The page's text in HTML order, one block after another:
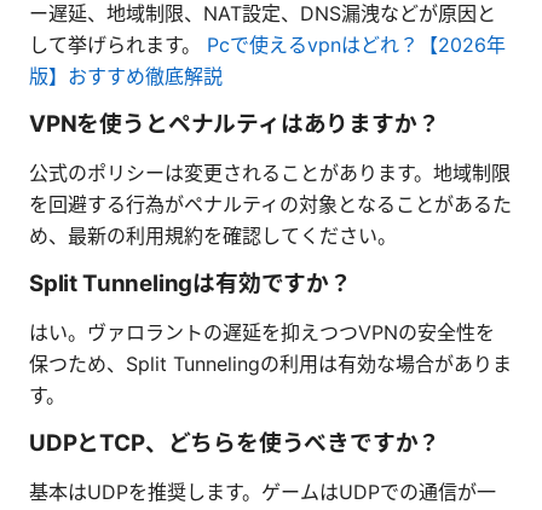
ー遅延、地域制限、NAT設定、DNS漏洩などが原因と
して挙げられます。 Pcで使えるvpnはどれ？【2026年
版】おすすめ徹底解説
VPNを使うとペナルティはありますか？
公式のポリシーは変更されることがあります。地域制限
を回避する行為がペナルティの対象となることがあるた
め、最新の利用規約を確認してください。
Split Tunnelingは有効ですか？
はい。ヴァロラントの遅延を抑えつつVPNの安全性を
保つため、Split Tunnelingの利用は有効な場合がありま
す。
UDPとTCP、どちらを使うべきですか？
基本はUDPを推奨します。ゲームはUDPでの通信が一